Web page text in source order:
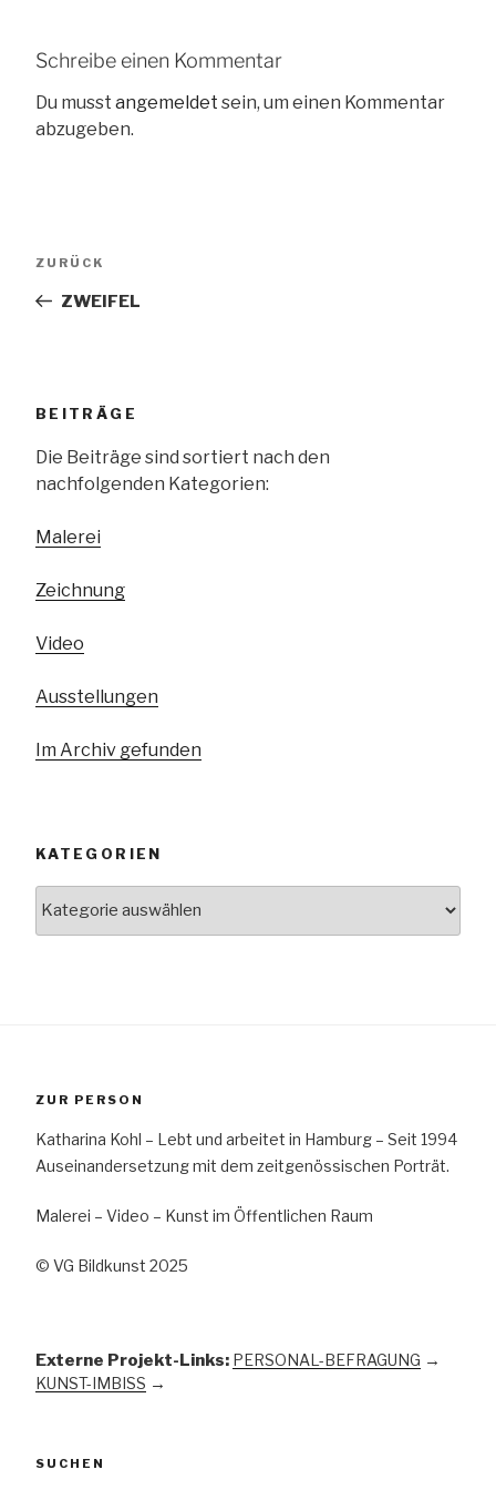
Schreibe einen Kommentar
Du musst angemeldet sein, um einen Kommentar
abzugeben.
Vorheriger
ZURÜCK
ZWEIFEL
BEITRÄGE
Die Beiträge sind sortiert nach den
nachfolgenden Kategorien:
Malerei
Zeichnung
Video
Ausstellungen
Im Archiv gefunden
KATEGORIEN
ZUR PERSON
Katharina Kohl – Lebt und arbeitet in Hamburg – Seit 1994
Auseinandersetzung mit dem zeitgenössischen Porträt.
Malerei – Video – Kunst im Öffentlichen Raum
© VG Bildkunst 2025
Externe Projekt-Links: PERSONAL-BEFRAGUNG →
KUNST-IMBISS →
SUCHEN